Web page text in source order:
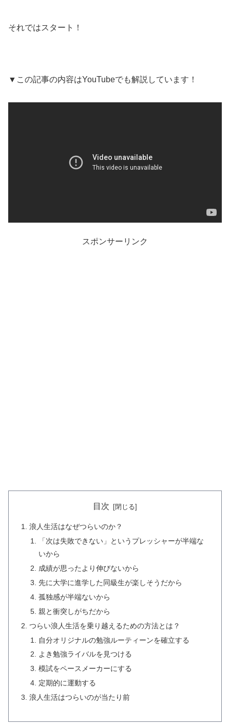
それではスタート！
▼この記事の内容はYouTubeでも解説しています！
スポンサーリンク
目次
浪人生活はなぜつらいのか？
「次は失敗できない」というプレッシャーが半端な
いから
成績が思ったより伸びないから
先に大学に進学した同級生が楽しそうだから
孤独感が半端ないから
親と衝突しがちだから
つらい浪人生活を乗り越えるための方法とは？
自分オリジナルの勉強ルーティーンを確立する
よき勉強ライバルを見つける
模試をペースメーカーにする
定期的に運動する
浪人生活はつらいのが当たり前